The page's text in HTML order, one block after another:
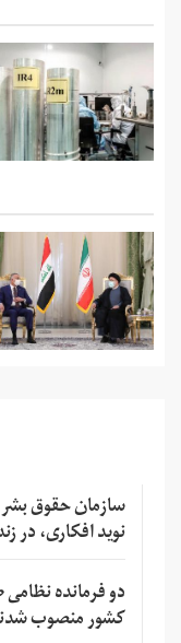
سازمان حقوق
نوید افکاری، در
دو فرمانده
کشور منصوب